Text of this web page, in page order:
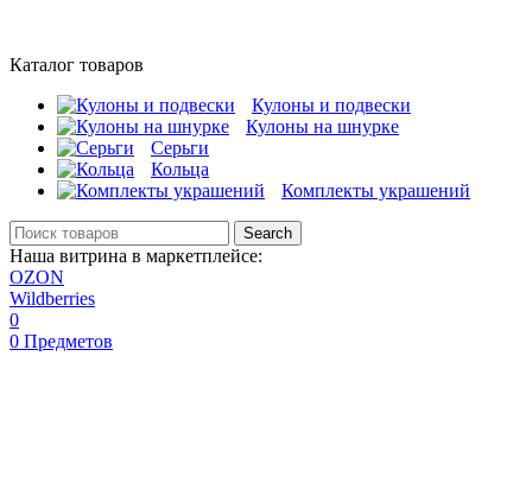
Каталог товаров
Кулоны и подвески
Кулоны на шнурке
Серьги
Кольца
Комплекты украшений
Search
Наша витрина в маркетплейсе:
OZON
Wildberries
0
0 Предметов